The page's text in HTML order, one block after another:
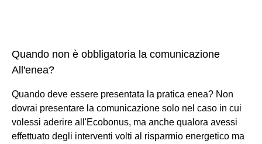
Quando non è obbligatoria la comunicazione
All'enea?
Quando deve essere presentata la pratica enea? Non
dovrai presentare la comunicazione solo nel caso in cui
volessi aderire all'Ecobonus, ma anche qualora avessi
effettuato degli interventi volti al risparmio energetico ma